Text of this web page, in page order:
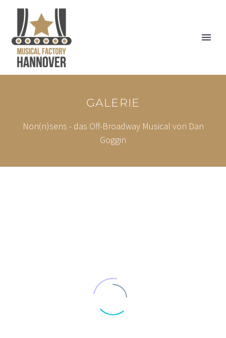
GALERIE
Non(n)sens - das Off-Broadway Musical von Dan
Goggin